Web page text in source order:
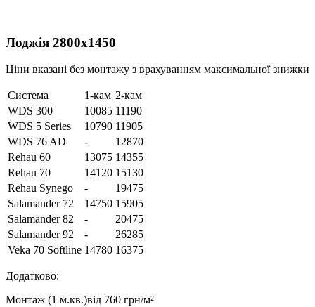
Лоджія 2800х1450
Ціни вказані без монтажу з врахуванням максимальної знижки
Система 1-кам 2-кам
WDS 300
10085 11190
WDS 5 Series
10790 11905
WDS 76 AD
-
12870
Rehau 60
13075 14355
Rehau 70
14120 15130
Rehau Synego
-
19475
Salamander 72
14750 15905
Salamander 82
-
20475
Salamander 92
-
26285
Veka 70 Softline 14780 16375
Додатково:
Монтаж (1 м.кв.)від 760 грн/м²